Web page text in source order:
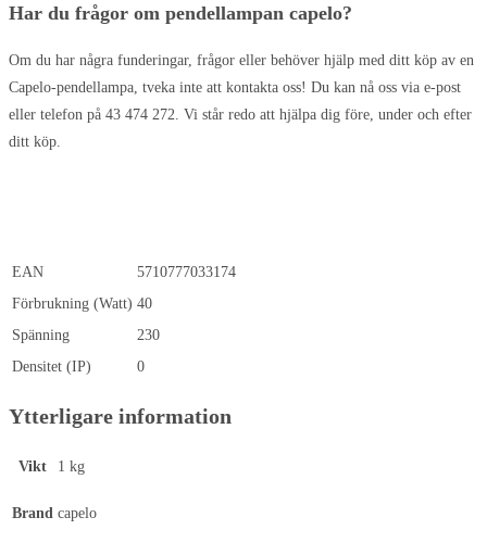
Har du frågor om pendellampan capelo?
Om du har några funderingar, frågor eller behöver hjälp med ditt köp av en
Capelo-pendellampa, tveka inte att kontakta oss! Du kan nå oss via e-post
eller telefon på 43 474 272. Vi står redo att hjälpa dig före, under och efter
ditt köp.
EAN
5710777033174
Förbrukning (Watt) 40
Spänning
230
Densitet (IP)
0
Ytterligare information
Vikt 1 kg
Brand capelo